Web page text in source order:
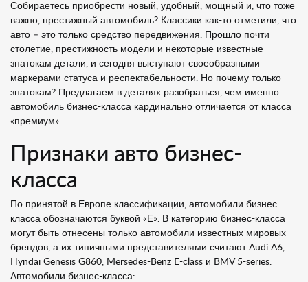
Собираетесь приобрести новый, удобный, мощный и, что тоже
важно, престижный автомобиль? Классики как-то отметили, что
авто – это только средство передвижения. Прошло почти
столетие, престижность модели и некоторые известные
знатокам детали, и сегодня выступают своеобразными
маркерами статуса и респектабельности. Но почему только
знатокам? Предлагаем в деталях разобраться, чем именно
автомобиль бизнес-класса кардинально отличается от класса
«премиум».
Признаки авто бизнес-
класса
По принятой в Европе классификации, автомобили бизнес-
класса обозначаются буквой «Е». В категорию бизнес-класса
могут быть отнесены только автомобили известных мировых
брендов, а их типичными представителями считают Audi A6,
Hyndai Genesis G860, Mersedes-Benz E-class и BMV 5-series.
Автомобили бизнес-класса: